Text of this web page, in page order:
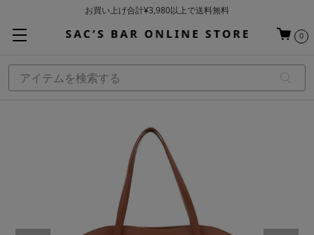
お買い上げ合計¥3,980以上で送料無料
当日～翌営業日を目安に順次発送（一部お取り寄せ商品を除く）
0